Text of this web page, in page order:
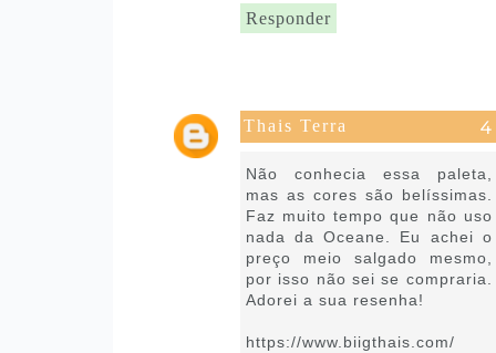
Responder
Thais Terra
Não conhecia essa paleta,
mas as cores são belíssimas.
Faz muito tempo que não uso
nada da Oceane. Eu achei o
preço meio salgado mesmo,
por isso não sei se compraria.
Adorei a sua resenha!
https://www.biigthais.com/